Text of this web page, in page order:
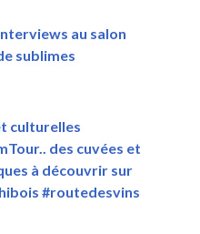
au salon
sublimes
culturelles
des cuvées et
à découvrir sur
#routedesvins